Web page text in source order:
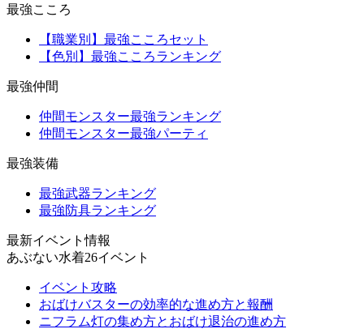
最強こころ
【職業別】最強こころセット
【色別】最強こころランキング
最強仲間
仲間モンスター最強ランキング
仲間モンスター最強パーティ
最強装備
最強武器ランキング
最強防具ランキング
最新イベント情報
あぶない水着26イベント
イベント攻略
おばけバスターの効率的な進め方と報酬
ニフラム灯の集め方とおばけ退治の進め方